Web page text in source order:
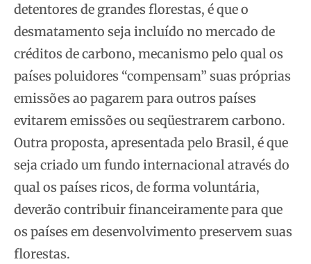
detentores de grandes florestas, é que o
desmatamento seja incluído no mercado de
créditos de carbono, mecanismo pelo qual os
países poluidores “compensam” suas próprias
emissões ao pagarem para outros países
evitarem emissões ou seqüestrarem carbono.
Outra proposta, apresentada pelo Brasil, é que
seja criado um fundo internacional através do
qual os países ricos, de forma voluntária,
deverão contribuir financeiramente para que
os países em desenvolvimento preservem suas
florestas.